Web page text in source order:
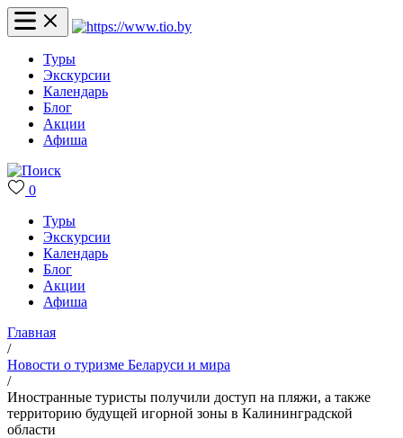
Туры
Экскурсии
Календарь
Блог
Акции
Афиша
0
Туры
Экскурсии
Календарь
Блог
Акции
Афиша
Главная
/
Новости о туризме Беларуси и мира
/
Иностранные туристы получили доступ на пляжи, а также
территорию будущей игорной зоны в Калининградской
области